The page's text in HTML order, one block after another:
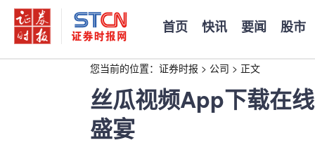
首页 快讯 要闻 股市
您当前的位置： 证券时报 > 公司 > 正文
丝瓜视频App下载在
盛宴